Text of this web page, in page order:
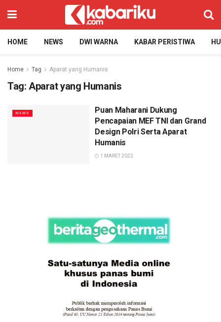
HOME NEWS DWI WARNA KABAR PERISTIWA
Home Tag Aparat yang Humanis
Tag: Aparat yang Humanis
NEWS
Puan Maharani Dukung
Pencapaian MEF TNI dan Grand
Design Polri Serta Aparat
Humanis
1 MARET 2022